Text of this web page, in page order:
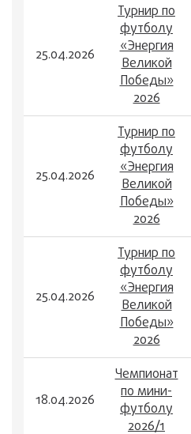
25.04.2026
Турнир по
футболу
«Энергия
Великой
Победы»
2026
25.04.2026
Турнир по
футболу
«Энергия
Великой
Победы»
2026
25.04.2026
Турнир по
футболу
«Энергия
Великой
Победы»
2026
18.04.2026
Чемпионат
по мини-
футболу
2026/1